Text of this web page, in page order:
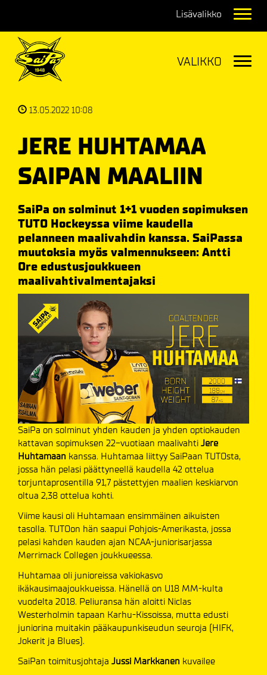
13.05.2022 10:08
JERE HUHTAMAA
SAIPAN MAALIIN
SaiPa on solminut 1+1 vuoden sopimuksen
TUTO Hockeyssa viime kaudella
pelanneen maalivahdin kanssa. SaiPassa
muutoksia myös valmennukseen: Antti
Ore edustusjoukkueen
maalivahtivalmentajaksi
SaiPa on solminut yhden kauden ja yhden optiokauden
kattavan sopimuksen 22-vuotiaan maalivahti Jere
Huhtamaan kanssa. Huhtamaa liittyy SaiPaan TUTOsta,
jossa hän pelasi päättyneellä kaudella 42 ottelua
torjuntaprosentilla 91,7 pästettyjen maalien keskiarvon
oltua 2,38 ottelua kohti.
Viime kausi oli Huhtamaan ensimmäinen aikuisten
tasolla. TUTOon hän saapui Pohjois-Amerikasta, jossa
pelasi kahden kauden ajan NCAA-juniorisarjassa
Merrimack Collegen joukkueessa.
Huhtamaa oli junioreissa vakiokasvo
ikäkausimaajoukkueissa. Hänellä on U18 MM-kulta
vuodelta 2018. Peliuransa hän aloitti Niclas
Westerholmin tapaan Karhu-Kissoissa, mutta edusti
juniorina muitakin pääkaupunkiseudun seuroja (HIFK,
Jokerit ja Blues).
SaiPan toimitusjohtaja Jussi Markkanen kuvailee